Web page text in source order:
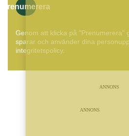
Prenumerera
Genom att klicka på "Prenumerera"
sparar och använder dina
integritetspolicy.
ANNONS
ANNONS